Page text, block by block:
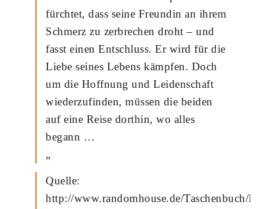
fürchtet, dass seine Freundin an ihrem
Schmerz zu zerbrechen droht – und
fasst einen Entschluss. Er wird für die
Liebe seines Lebens kämpfen. Doch
um die Hoffnung und Leidenschaft
wiederzufinden, müssen die beiden
auf eine Reise dorthin, wo alles
begann …
„
Quelle:
http://www.randomhouse.de/Taschenbuch/